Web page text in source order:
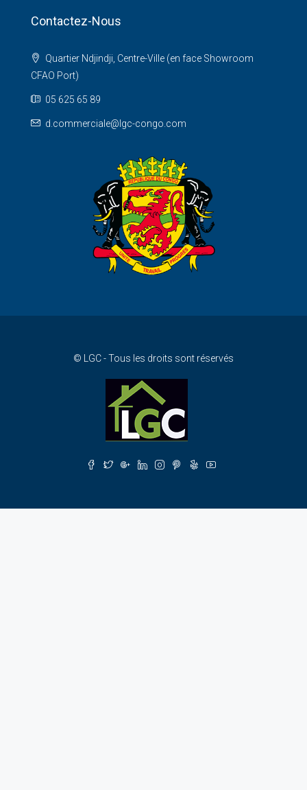
Contactez-Nous
Quartier Ndjindji, Centre-Ville (en face Showroom
CFAO Port)
05 625 65 89
d.commerciale@lgc-congo.com
© LGC - Tous les droits sont réservés